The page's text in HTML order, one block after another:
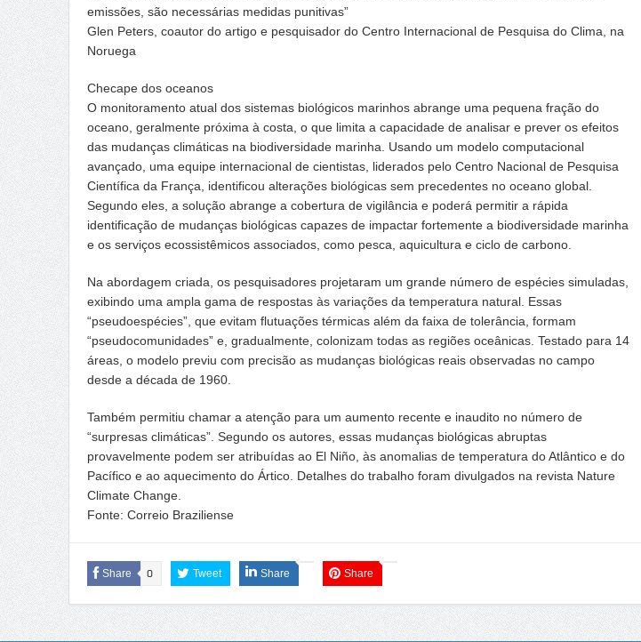
emissões, são necessárias medidas punitivas”
Glen Peters, coautor do artigo e pesquisador do Centro Internacional de Pesquisa do Clima, na
Noruega
Checape dos oceanos
O monitoramento atual dos sistemas biológicos marinhos abrange uma pequena fração do
oceano, geralmente próxima à costa, o que limita a capacidade de analisar e prever os efeitos
das mudanças climáticas na biodiversidade marinha. Usando um modelo computacional
avançado, uma equipe internacional de cientistas, liderados pelo Centro Nacional de Pesquisa
Científica da França, identificou alterações biológicas sem precedentes no oceano global.
Segundo eles, a solução abrange a cobertura de vigilância e poderá permitir a rápida
identificação de mudanças biológicas capazes de impactar fortemente a biodiversidade marinha
e os serviços ecossistêmicos associados, como pesca, aquicultura e ciclo de carbono.
Na abordagem criada, os pesquisadores projetaram um grande número de espécies simuladas,
exibindo uma ampla gama de respostas às variações da temperatura natural. Essas
“pseudoespécies”, que evitam flutuações térmicas além da faixa de tolerância, formam
“pseudocomunidades” e, gradualmente, colonizam todas as regiões oceânicas. Testado para 14
áreas, o modelo previu com precisão as mudanças biológicas reais observadas no campo
desde a década de 1960.
Também permitiu chamar a atenção para um aumento recente e inaudito no número de
“surpresas climáticas”. Segundo os autores, essas mudanças biológicas abruptas
provavelmente podem ser atribuídas ao El Niño, às anomalias de temperatura do Atlântico e do
Pacífico e ao aquecimento do Ártico. Detalhes do trabalho foram divulgados na revista Nature
Climate Change.
Fonte: Correio Braziliense
Share 0 Tweet Share Share